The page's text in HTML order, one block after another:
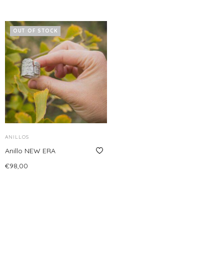
OUT OF STOCK
ANILLOS
Anillo NEW ERA
€98,00